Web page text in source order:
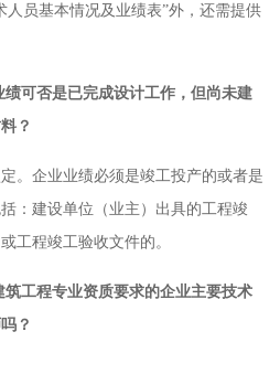
人员基本情况及业绩表”外，还需提供
绩可否是已完成设计工作，但尚未建
？
企业业绩必须是竣工投产的或者是
：建设单位（业主）出具的工程竣
工程竣工验收文件的。
筑工程专业资质要求的企业主要技术
？